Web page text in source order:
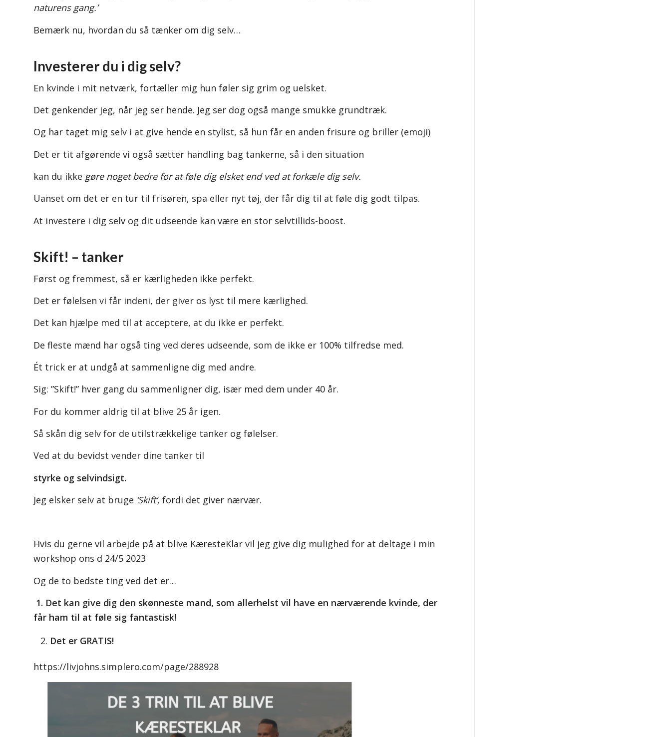
naturens gang.’
Bemærk nu, hvordan du så tænker om dig selv…
Investerer du i dig selv?
En kvinde i mit netværk, fortæller mig hun føler sig grim og uelsket.
Det genkender jeg, når jeg ser hende. Jeg ser dog også mange smukke grundtræk.
Og har taget mig selv i at give hende en stylist, så hun får en anden frisure og briller (emoji)
Det er tit afgørende vi også sætter handling bag tankerne, så i den situation
kan du ikke gøre noget bedre for at føle dig elsket end ved at forkæle dig selv.
Uanset om det er en tur til frisøren, spa eller nyt tøj, der får dig til at føle dig godt tilpas.
At investere i dig selv og dit udseende kan være en stor selvtillids-boost.
Skift! – tanker
Først og fremmest, så er kærligheden ikke perfekt.
Det er følelsen vi får indeni, der giver os lyst til mere kærlighed.
Det kan hjælpe med til at acceptere, at du ikke er perfekt.
De fleste mænd har også ting ved deres udseende, som de ikke er 100% tilfredse med.
Ét trick er at undgå at sammenligne dig med andre.
Sig: ”Skift!” hver gang du sammenligner dig, især med dem under 40 år.
For du kommer aldrig til at blive 25 år igen.
Så skån dig selv for de utilstrækkelige tanker og følelser.
Ved at du bevidst vender dine tanker til
styrke og selvindsigt.
Jeg elsker selv at bruge ‘Skift’, fordi det giver nærvær.
Hvis du gerne vil arbejde på at blive KæresteKlar vil jeg give dig mulighed for at deltage i min
workshop ons d 24/5 2023
Og de to bedste ting ved det er…
1. Det kan give dig den skønneste mand, som allerhelst vil have en nærværende kvinde, der
får ham til at føle sig fantastisk!
Det er GRATIS!
https://livjohns.simplero.com/page/288928